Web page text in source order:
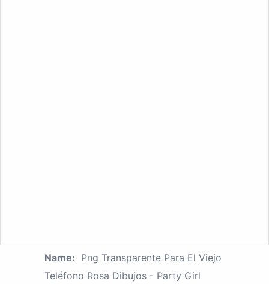
Name: Png Transparente Para El Viejo
Teléfono Rosa Dibujos - Party Girl